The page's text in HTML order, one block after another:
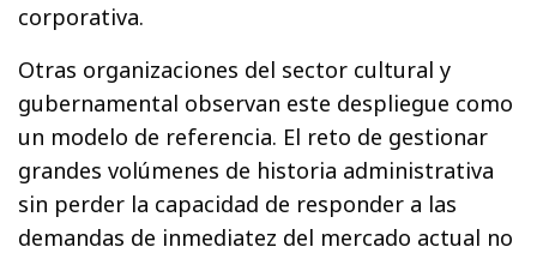
corporativa.
Otras organizaciones del sector cultural y
gubernamental observan este despliegue como
un modelo de referencia. El reto de gestionar
grandes volúmenes de historia administrativa
sin perder la capacidad de responder a las
demandas de inmediatez del mercado actual no